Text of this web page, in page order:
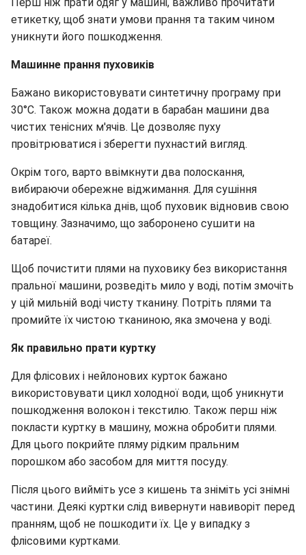
етикетку, щоб знати умови прання та таким чином
уникнути його пошкодження.
Машинне прання пуховиків
Бажано використовувати синтетичну програму при
30°C. Також можна додати в барабан машини два
чистих тенісних м'ячів. Це дозволяє пуху
провітрюватися і зберегти пухнастий вигляд.
Окрім того, варто ввімкнути два полоскання,
вибираючи обережне віджимання. Для сушіння
знадобитися кілька днів, щоб пуховик відновив свою
товщину. Зазначимо, що заборонено сушити на
батареї.
Щоб почистити плями на пуховику без використання
пральної машини, розведіть мило у воді, потім змочіть
у цій мильній воді чисту тканину. Потріть плями та
промийте їх чистою тканиною, яка змочена у воді.
Як правильно прати куртку
Для флісових і нейлонових курток бажано
використовувати цикл холодної води, щоб уникнути
пошкодження волокон і текстилю. Також перш ніж
покласти куртку в машину, можна обробити плями.
Для цього покрийте пляму рідким пральним
порошком або засобом для миття посуду.
Після цього вийміть усе з кишень та зніміть усі знімні
частини. Деякі куртки слід вивернути навиворіт перед
пранням, щоб не пошкодити їх. Це у випадку з
флісовими куртками.